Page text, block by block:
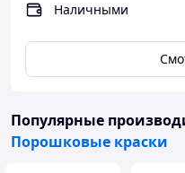
Наличными
Популярные
Порошковые краски